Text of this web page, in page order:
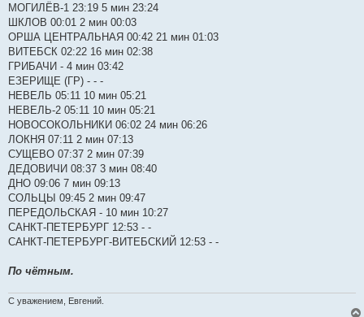
МОГИЛЁВ-1 23:19 5 мин 23:24
ШКЛОВ 00:01 2 мин 00:03
ОРША ЦЕНТРАЛЬНАЯ 00:42 21 мин 01:03
ВИТЕБСК 02:22 16 мин 02:38
ГРИБАЧИ - 4 мин 03:42
ЕЗЕРИЩЕ (ГР) - - -
НЕВЕЛЬ 05:11 10 мин 05:21
НЕВЕЛЬ-2 05:11 10 мин 05:21
НОВОСОКОЛЬНИКИ 06:02 24 мин 06:26
ЛОКНЯ 07:11 2 мин 07:13
СУЩЕВО 07:37 2 мин 07:39
ДЕДОВИЧИ 08:37 3 мин 08:40
ДНО 09:06 7 мин 09:13
СОЛЬЦЫ 09:45 2 мин 09:47
ПЕРЕДОЛЬСКАЯ - 10 мин 10:27
САНКТ-ПЕТЕРБУРГ 12:53 - -
САНКТ-ПЕТЕРБУРГ-ВИТЕБСКИЙ 12:53 - -
По чётным.
С уважением, Евгений.